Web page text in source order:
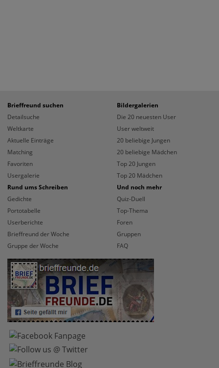
Brieffreund suchen
Detailsuche
Weltkarte
Aktuelle Einträge
Matching
Favoriten
Usergalerie
Bildergalerien
Die 20 neuesten User
User weltweit
20 beliebige Jungen
20 beliebige Mädchen
Top 20 Jungen
Top 20 Mädchen
Rund ums Schreiben
Gedichte
Portotabelle
Userberichte
Brieffreund der Woche
Gruppe der Woche
Und noch mehr
Quiz-Duell
Top-Thema
Foren
Gruppen
FAQ